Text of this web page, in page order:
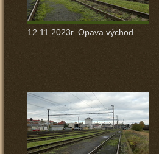
12.11.2023r. Opava východ.